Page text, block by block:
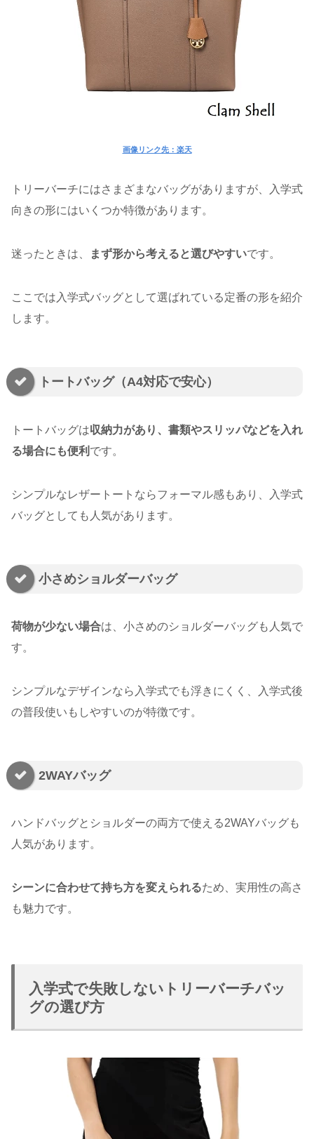
画像リンク先：楽天
トリーバーチにはさまざまなバッグがありますが、入学式
向きの形にはいくつか特徴があります。
迷ったときは、 まず形から考えると選びやすいです。
ここでは入学式バッグとして選ばれている定番の形を紹介
します。
トートバッグ（A4対応で安心）
トートバッグは収納力があり、書類やスリッパなどを入れ
る場合にも便利 です。
シンプルなレザートートならフォーマル感もあり、入学式
バッグとしても人気があります。
小さめショルダーバッグ
荷物が少ない場合は、小さめのショルダーバッグも人気で
す。
シンプルなデザインなら入学式でも浮きにくく、入学式後
の普段使いもしやすいのが特徴です。
2WAYバッグ
ハンドバッグとショルダーの両方で使える2WAYバッグも
人気があります。
シーンに合わせて持ち方を変えられるため、実用性の高さ
も魅力です。
入学式で失敗しないトリーバーチバッ
グの選び方